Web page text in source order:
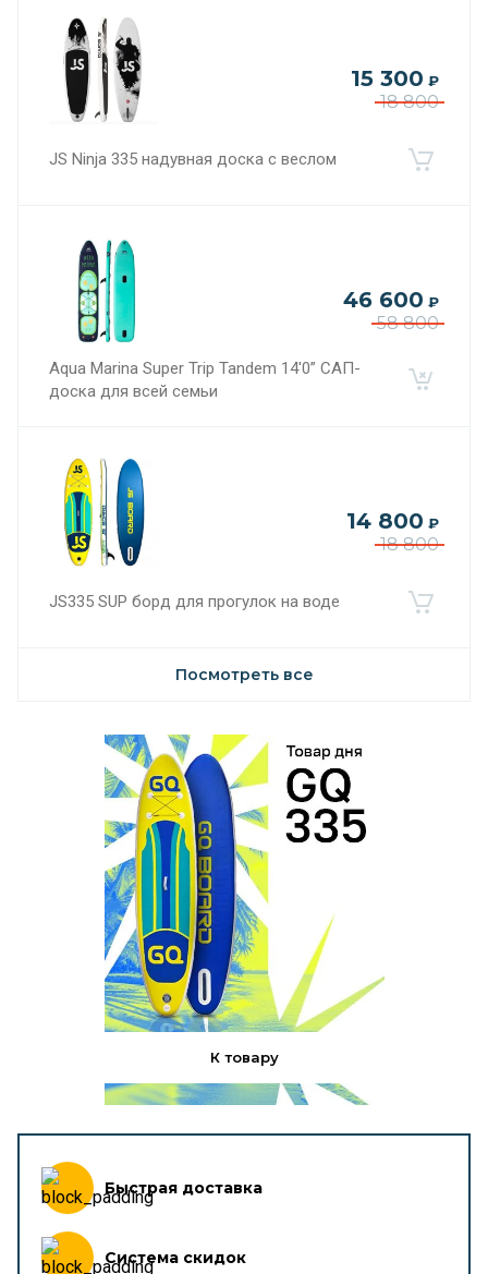
18 800
15 300 ₽
JS Ninja 335 надувная доска с веслом
58 800
46 600 ₽
Aqua Marina Super Trip Tandem 14'0” САП-
доска для всей семьи
18 800
14 800 ₽
JS335 SUP борд для прогулок на воде
Посмотреть все
К товару
Быстрая доставка
Система скидок